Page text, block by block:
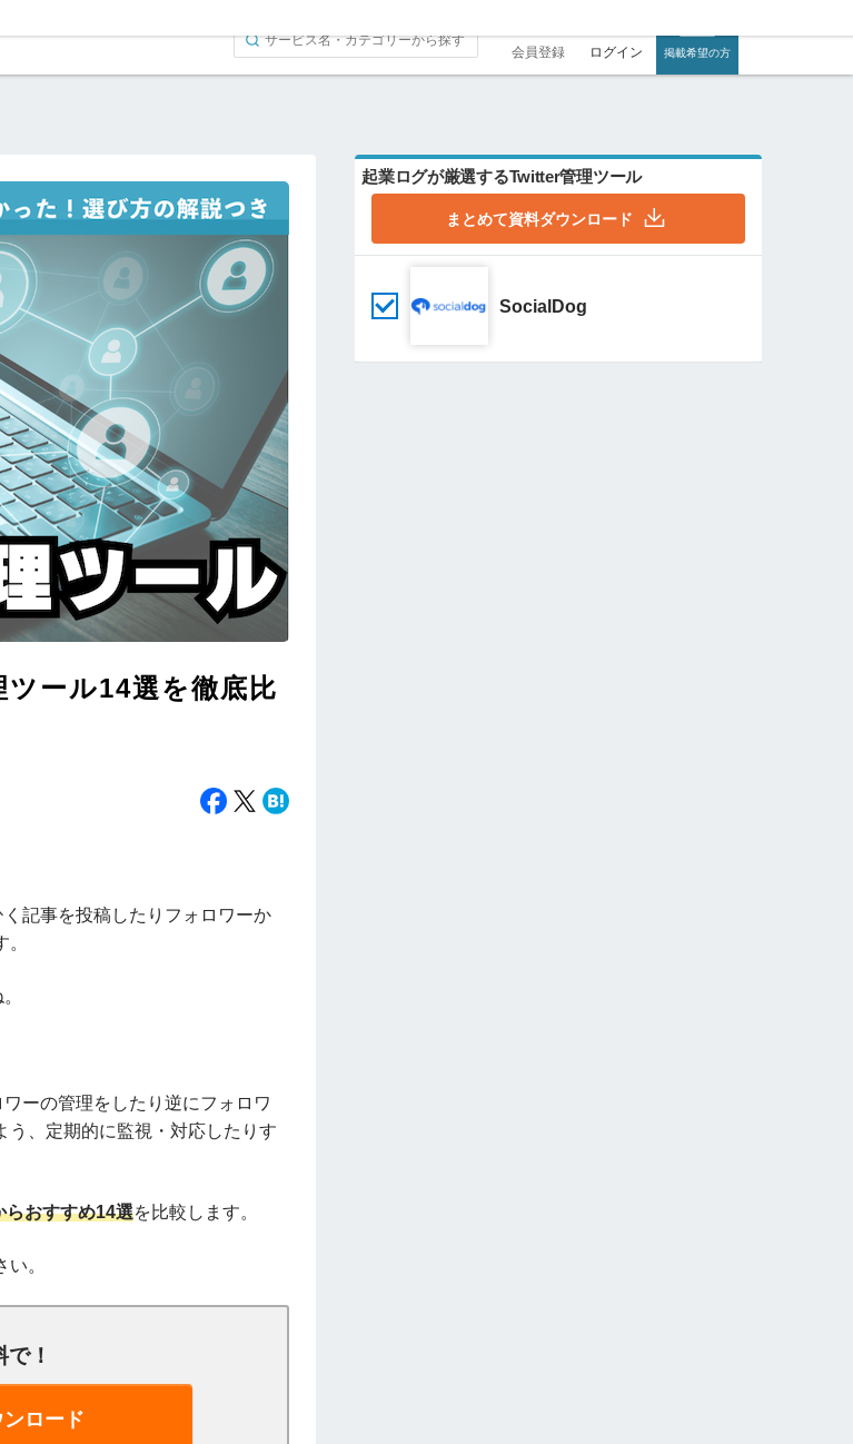
会員登録 ログイン 掲載希望の方
ール14選を徹底比
記事を投稿したりフォロワーか
ーの管理をしたり逆にフォロワ
う、定期的に監視・対応したりす
らおすすめ14選を比較します。
。
！
ロード
起業ログが厳選するTwitter管理ツール
まとめて資料ダウンロード
SocialDog